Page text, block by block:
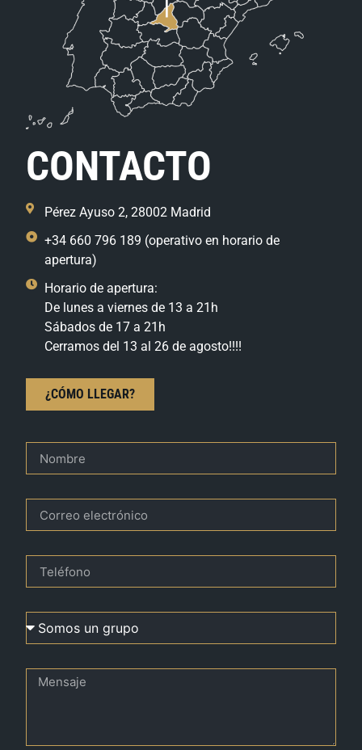
CONTACTO
Pérez Ayuso 2, 28002 Madrid
+34 660 796 189 (operativo en horario de
apertura)
Horario de apertura:
De lunes a viernes de 13 a 21h
Sábados de 17 a 21h
Cerramos del 13 al 26 de agosto!!!!
¿CÓMO LLEGAR?